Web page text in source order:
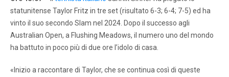
statunitense Taylor Fritz in tre set (risultato 6-3; 6-4; 7-5) ed ha
vinto il suo secondo Slam nel 2024. Dopo il successo agli
Australian Open, a Flushing Meadows, il numero uno del mondo
ha battuto in poco più di due ore l’idolo di casa.
«Inizio a raccontare di Taylor, che se continua così di queste